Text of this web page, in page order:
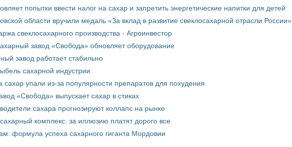
попытки ввести налог на сахар и запретить энергетические напитки для детей
области вручили медаль «За вклад в развитие свеклосахарной отрасли России»
свеклосахарного производства - Агроинвестор
завод «Свобода» обновляет оборудование
завод работает стабильно
сахарной индустрии
упали из-за популярности препаратов для похудения
«Свобода» выпускает сахар в стиках
сахара прогнозируют коллапс на рынке
комплекс: за иллюзию платят дорого все
формула успеха сахарного гиганта Мордовии